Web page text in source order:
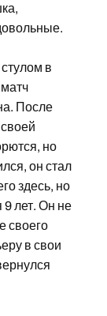
в
После
но
он стал
здесь, но
лет. Он не
своего
в свои